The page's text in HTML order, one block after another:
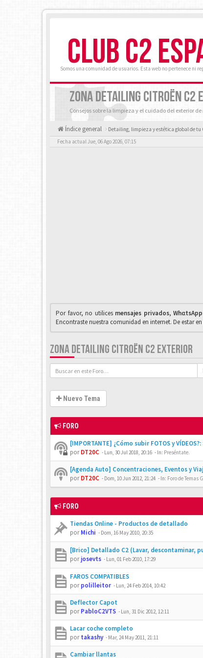
CLUB C2
Somos una comunidad de usuarios. Esta web no pertenece ni
ZONA DETAILING CITROËN C2
Consejos sobre la limpieza y el cuidado del exterior
Índice general Detailing, limpieza y estética global de tu
Fecha actual Jue, 06 Ago 2026, 07:15
Por favor, no utilices mensajes privados,WhαtsApp
Encontraste nuestra comunidad en internet. De estar
ZONA DETAILING CITROËN C2 EXTERIOR
Nuevo Tema
FORO
[IMPORTANTE] ¿Cómo subir FOTOS y
porDT20C - Lun, 30 Jul 2018, 20:16 - In: Preséntate.
[Agenda Auto] Concentraciones, Eventos y
porDT20C - Dom, 10 Jun 2012, 21:24 - In: Foro de Temas
FORO
Tiendas Online - Productos de detallado
porMichi - Dom, 16 May 2010, 20:35
[Brico] Detallado C2 (Lavar, descontaminar,
porjosevts - Lun, 01 Feb 2010, 17:29
FAROS COMPATIBLES
porpolilleitor - Lun, 24 Feb 2014, 10:42
Deflector Capot
porPabloC2VTS - Lun, 31 Dic 2012, 12:11
Lacar coche completo
portakashy - Mar, 24 May 2011, 21:11
Cambiar llantas